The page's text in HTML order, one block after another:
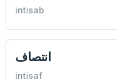
intisab
انتصاف
intisaf